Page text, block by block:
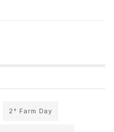
2° Farm Day